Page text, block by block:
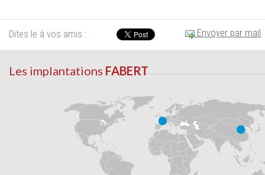
Dites le à vos amis : Envoyer par mail
Les implantations FABERT